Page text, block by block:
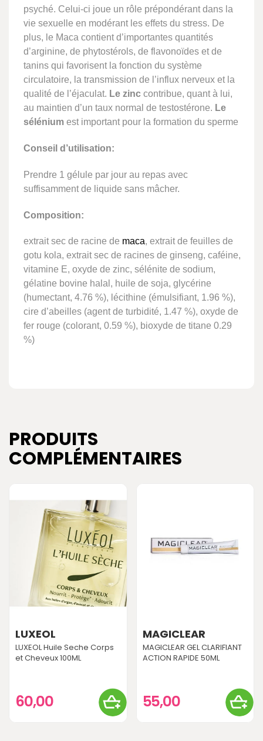
psyché. Celui-ci joue un rôle prépondérant dans la
vie sexuelle en modérant les effets du stress. De
plus, le Maca contient d’importantes quantités
d’arginine, de phytostérols, de flavonoïdes et de
tanins qui favorisent la fonction du système
circulatoire, la transmission de l’influx nerveux et la
qualité de l’éjaculat. Le zinc contribue, quant à lui,
au maintien d’un taux normal de testostérone. Le
sélénium est important pour la formation du sperme
Conseil d’utilisation:
Prendre 1 gélule par jour au repas avec
suffisamment de liquide sans mâcher.
Composition:
extrait sec de racine de maca, extrait de feuilles de
gotu kola, extrait sec de racines de ginseng, caféine,
vitamine E, oxyde de zinc, sélénite de sodium,
gélatine bovine halal, huile de soja, glycérine
(humectant, 4.76 %), lécithine (émulsifiant, 1.96 %),
cire d’abeilles (agent de turbidité, 1.47 %), oxyde de
fer rouge (colorant, 0.59 %), bioxyde de titane 0.29
%)
PRODUITS
COMPLÉMENTAIRES
LUXEOL
LUXEOL Huile Seche Corps
et Cheveux 100ML
60,00
MAGICLEAR
MAGICLEAR GEL CLARIFIANT
ACTION RAPIDE 50ML
55,00